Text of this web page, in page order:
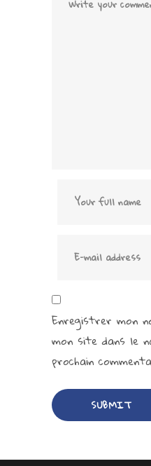
Enregistrer mon
mon site dans le
prochain